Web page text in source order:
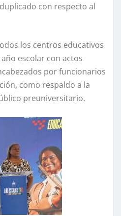
con respecto al
los centros educativos
escolar con actos
por funcionarios
como respaldo a la
preuniversitario.